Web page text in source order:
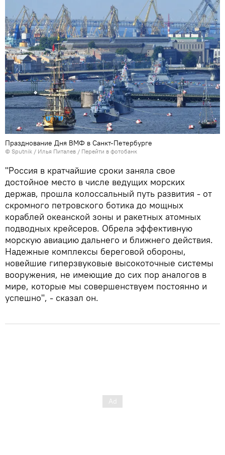
Празднование Дня ВМФ в Санкт-Петербурге
© Sputnik / Илья Питалев / Перейти в фотобанк
"Россия в кратчайшие сроки заняла свое
достойное место в числе ведущих морских
держав, прошла колоссальный путь развития - от
скромного петровского ботика до мощных
кораблей океанской зоны и ракетных атомных
подводных крейсеров. Обрела эффективную
морскую авиацию дальнего и ближнего действия.
Надежные комплексы береговой обороны,
новейшие гиперзвуковые высокоточные системы
вооружения, не имеющие до сих пор аналогов в
мире, которые мы совершенствуем постоянно и
успешно", - сказал он.